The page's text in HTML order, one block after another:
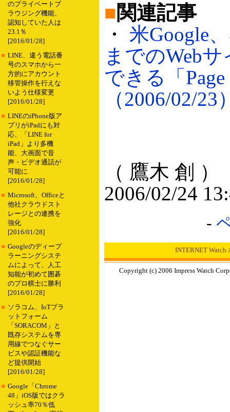
のプライベートブ
ラウジング機能、
認知していた人は
23.1％
[2016/01/28]
■ LINE、違う電話番
号のスマホから一
方的にアカウント
移管操作を行えな
いよう仕様変更
[2016/01/28]
■ LINEのiPhone版ア
プリがiPadにも対
応、「LINE for
iPad」より多機
能、大画面で音
声・ビデオ通話が
可能に
[2016/01/28]
■ Microsoft、Officeと
他社クラウドスト
レージとの連携を
強化
[2016/01/28]
■ Googleのディープ
ラーニングシステ
ムによって、人工
知能が初めて囲碁
のプロ棋士に勝利
[2016/01/28]
■ ソラコム、IoTプラ
ットフォーム
「SORACOM」と
既存システムを専
用線でつなぐサー
ビスや認証機能な
ど提供開始
[2016/01/28]
■ Google「Chrome
48」iOS版ではクラ
ッシュ率70％低
■関連記事
・ 米Google
までのWeb
できる「Page
（2006/02/23
（ 鷹木 創 ）
2006/02/24
-
INTERNET Watch
Copyright (c) 2006 Impress Watch